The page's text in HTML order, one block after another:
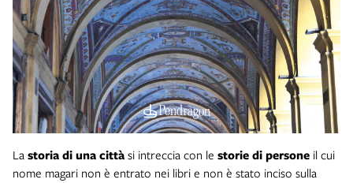
La storia di una città si intreccia con le storie di persone il cui
nome magari non è entrato nei libri e non è stato inciso sulla